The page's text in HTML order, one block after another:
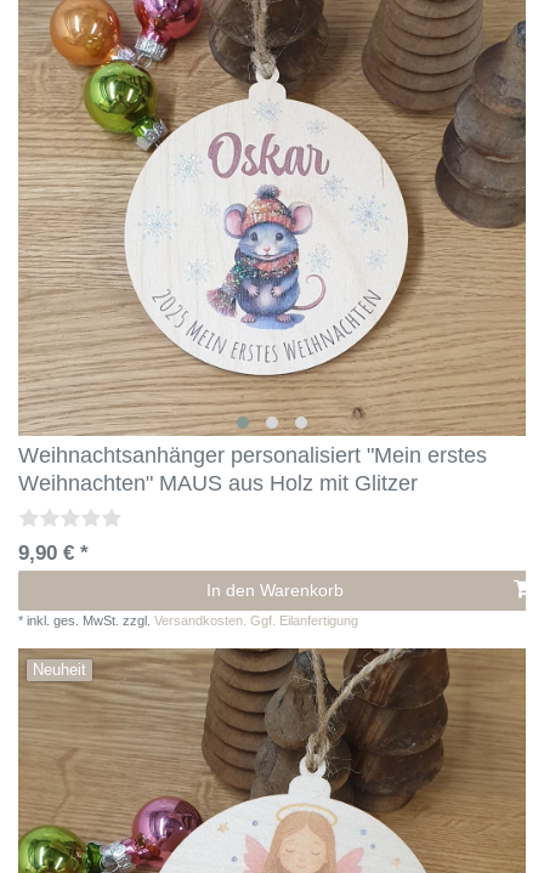
Weihnachtsanhänger personalisiert "Mein erstes
Weihnachten" MAUS aus Holz mit Glitzer
9,90 € *
In den Warenkorb
* inkl. ges. MwSt. zzgl. Versandkosten. Ggf. Eilanfertigung
Neuheit